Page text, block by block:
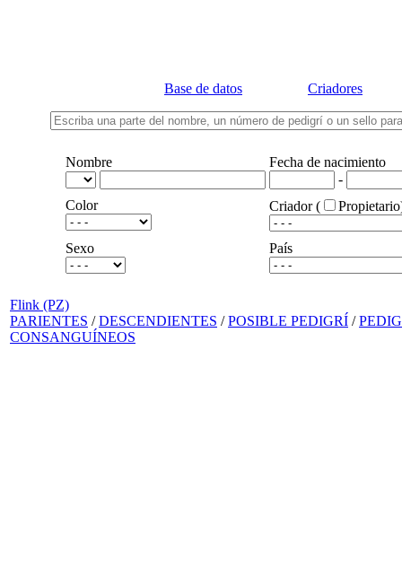
Base de datos Criadores
Nombre
Fecha de nacimiento
-
Color
Criador (
Sexo País
Flink (PZ)
PARIENTES /DESCENDIENTES /POSIBLE PEDIGRÍ /
CONSANGUÍNEOS